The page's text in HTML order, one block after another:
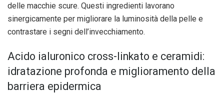
delle macchie scure. Questi ingredienti lavorano
sinergicamente per migliorare la luminosità della pelle e
contrastare i segni dell’invecchiamento.
Acido ialuronico cross-linkato e ceramidi:
idratazione profonda e miglioramento della
barriera epidermica